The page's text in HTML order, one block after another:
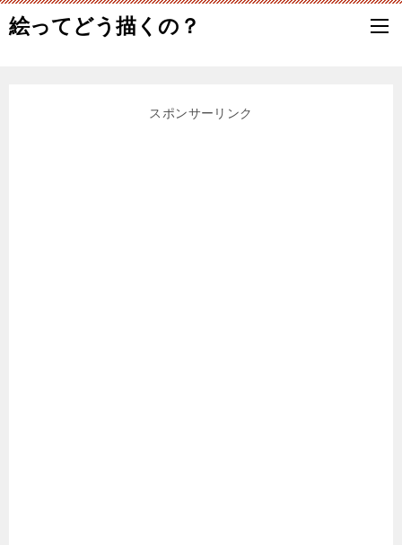
絵ってどう描くの？
スポンサーリンク